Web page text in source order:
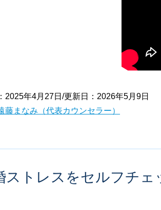
2025年4月27日/更新日：2026年5月9日
藤まなみ（代表カウンセラー）
ストレスをセルフチェ